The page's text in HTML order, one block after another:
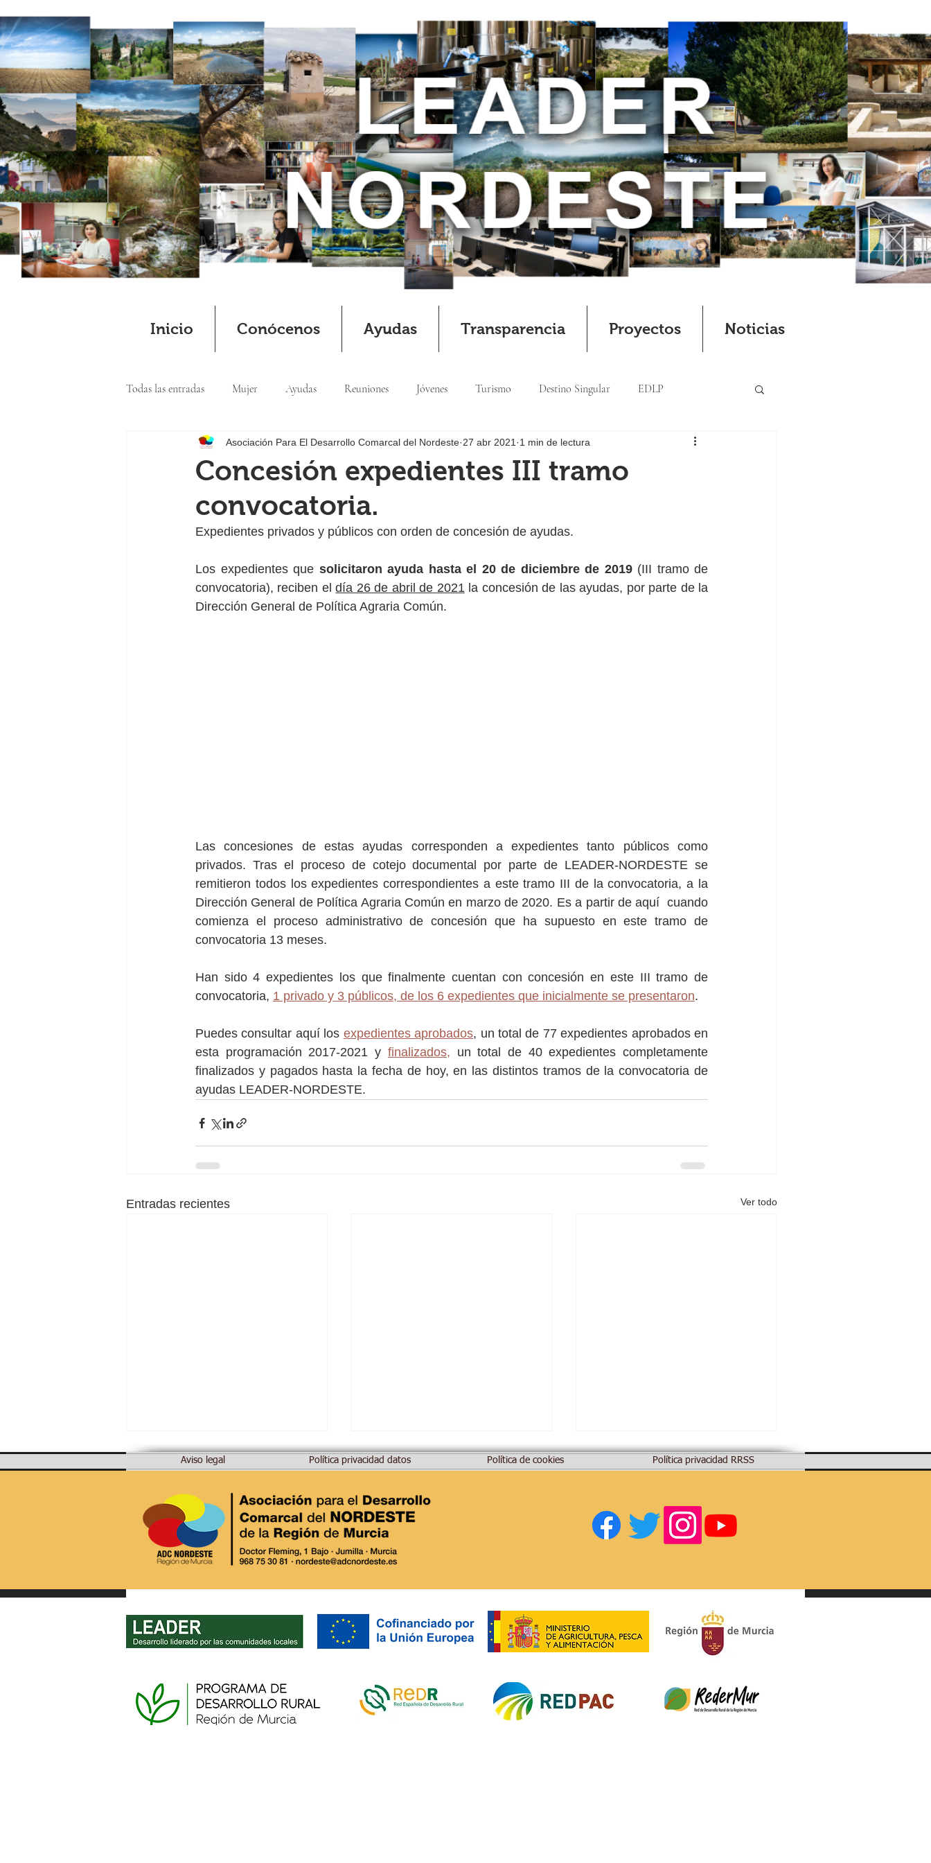
Inicio Conócenos Ayudas Transparencia Proyectos Noticias
Todas las entradas Mujer Ayudas Reuniones Jóvenes Turismo Destino Singular EDLP
Cooperación
Concesión expedientes III tramo
convocatoria.
Asociación Para El Desarrollo Comarcal del Nordeste 27 abr 2021 1 min de lectura
Expedientes privados y públicos con orden de concesión de ayudas.
Los expedientes que solicitaron ayuda hasta el 20 de diciembre de 2019 (III tramo de
convocatoria), reciben el día 26 de abril de 2021 la concesión de las ayudas, por parte de la
Dirección General de Política Agraria Común.
Las concesiones de estas ayudas corresponden a expedientes tanto públicos como
privados. Tras el proceso de cotejo documental por parte de LEADER-NORDESTE se
remitieron todos los expedientes correspondientes a este tramo III de la convocatoria, a la
Dirección General de Política Agraria Común en marzo de 2020. Es a partir de aquí  cuando
comienza el proceso administrativo de concesión que ha supuesto en este tramo de
convocatoria 13 meses.
Han sido 4 expedientes los que finalmente cuentan con concesión en este III tramo de
convocatoria, 1 privado y 3 públicos, de los 6 expedientes que inicialmente se presentaron.
Puedes consultar aquí los expedientes aprobados, un total de 77 expedientes aprobados en
esta programación 2017-2021 y finalizados, un total de 40 expedientes completamente
finalizados y pagados hasta la fecha de hoy, en las distintos tramos de la convocatoria de
ayudas LEADER-NORDESTE.
Entradas recientes Ver todo
AVISO IMPORTANTE: Cierre
Ayuntamiento de Abanilla:
proyectos productivos y no
Aviso legal Política privacidad datos Política de cookies Política privacidad RRSS